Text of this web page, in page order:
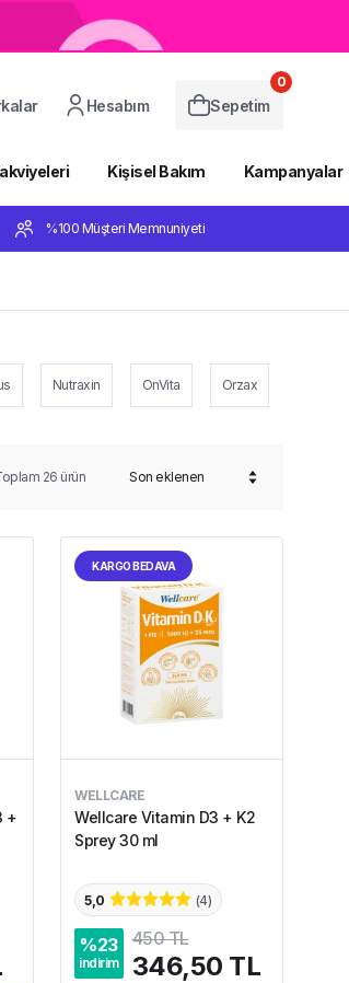
Hesabım Sepetim
0
Kişisel Bakım Kampanyalar
%100 Müşteri Memnuniyeti
Nutraxin OnVita Orzax
26 ürün
+
KARGO BEDAVA
WELLCARE
Wellcare Vitamin D3 + K2
Sprey 30 ml
5,0 (4)
%23
indirim
450 TL
346,50 TL